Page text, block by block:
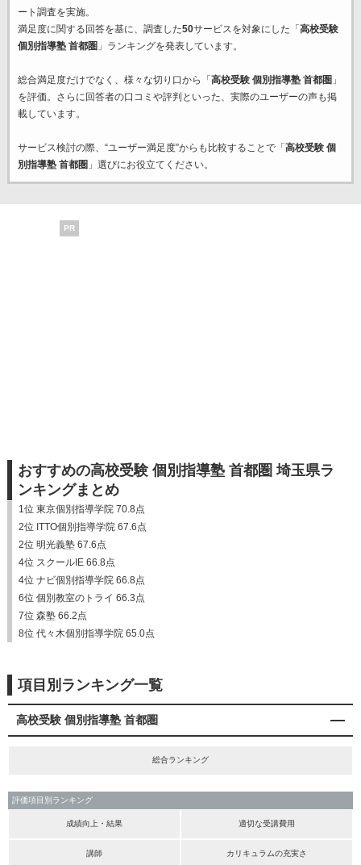
ート調査を実施。
満足度に関する回答を基に、調査した50サービスを対象にした「 高校受験
個別指導塾 首都圏 」ランキングを発表しています。
総合満足度だけでなく、様々な切り口から「 高校受験 個別指導塾 首都圏 」
を評価。さらに回答者の口コミや評判といった、実際のユーザーの声も掲
載しています。
サービス検討の際、“ユーザー満足度”からも比較することで「 高校受験 個
別指導塾 首都圏 」選びにお役立てください。
PR
おすすめの高校受験 個別指導塾 首都圏 埼玉県ラ
ンキングまとめ
1位 東京個別指導学院 70.8点
2位 ITTO個別指導学院 67.6点
2位 明光義塾 67.6点
4位 スクールIE 66.8点
4位 ナビ個別指導学院 66.8点
6位 個別教室のトライ 66.3点
7位 森塾 66.2点
8位 代々木個別指導学院 65.0点
項目別ランキング一覧
高校受験 個別指導塾 首都圏
総合ランキング
評価項目別ランキング
成績向上・結果 適切な受講費用
講師 カリキュラムの充実さ